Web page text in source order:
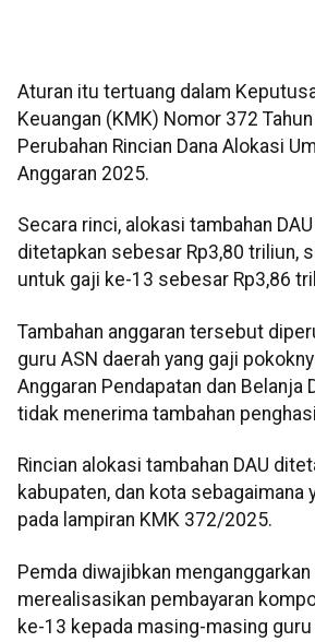
Aturan itu tertuang dalam
Keuangan (KMK) Nomor 372
Perubahan Rincian Dana Alokasi
Anggaran 2025.
Secara rinci, alokasi tambahan
ditetapkan sebesar Rp3,80 triliun,
untuk gaji ke-13 sebesar Rp3,86
Tambahan anggaran tersebut
guru ASN daerah yang gaji
Anggaran Pendapatan dan Belanja
tidak menerima tambahan
Rincian alokasi tambahan DAU
kabupaten, dan kota sebagaimana
pada lampiran KMK 372/2025.
Pemda diwajibkan menganggarkan
merealisasikan pembayaran
ke-13 kepada masing-masing guru